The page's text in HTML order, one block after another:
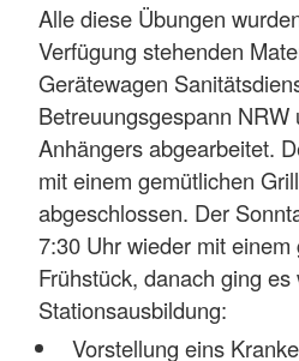
Alle diese Übungen
Verfügung stehenden
Gerätewagen
Betreuungsgespann NRW
Anhängers abgearbeitet.
mit einem gemütlichen
abgeschlossen. Der
7:30 Uhr wieder mit einem
Frühstück, danach ging
Stationsausbildung:
Vorstellung eins